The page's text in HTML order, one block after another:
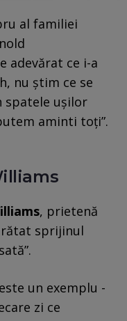
al familiei
adevărat ce i-a
nu ştim ce se
spatele uşilor
aminti toţi”.
, prietenă
sprijinul
un exemplu -
zi ce